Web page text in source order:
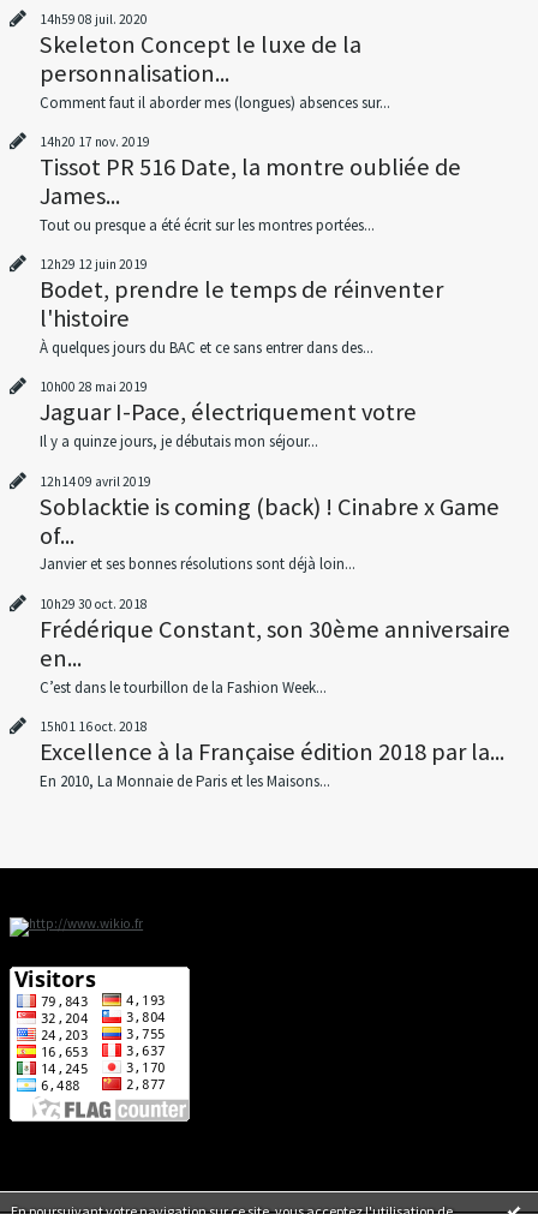
En poursuivant votre navigation sur ce site, vous acceptez l'utilisation de
14h59 08 juil. 2020
Skeleton Concept le luxe de la
personnalisation...
Comment faut il aborder mes (longues) absences sur...
14h20 17 nov. 2019
Tissot PR 516 Date, la montre oubliée de
James...
Tout ou presque a été écrit sur les montres portées...
12h29 12 juin 2019
Bodet, prendre le temps de réinventer
l'histoire
À quelques jours du BAC et ce sans entrer dans des...
10h00 28 mai 2019
Jaguar I-Pace, électriquement votre
Il y a quinze jours, je débutais mon séjour...
12h1409 avril 2019
Soblacktie is coming (back) ! Cinabre x Game
of...
Janvier et ses bonnes résolutions sont déjà loin...
10h29 30 oct. 2018
Frédérique Constant, son 30ème anniversaire
en...
C’est dans le tourbillon de la Fashion Week...
15h01 16oct. 2018
Excellence à la Française édition 2018 par la...
En 2010, La Monnaie de Paris et les Maisons...